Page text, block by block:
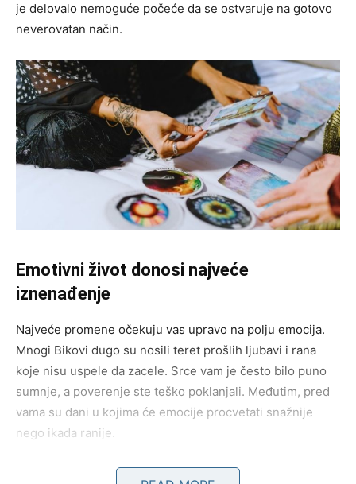
je delovalo nemoguće počeće da se ostvaruje na gotovo
neverovatan način.
Emotivni život donosi najveće
iznenađenje
Najveće promene očekuju vas upravo na polju emocija.
Mnogi Bikovi dugo su nosili teret prošlih ljubavi i rana
koje nisu uspele da zacele. Srce vam je često bilo puno
sumnje, a poverenje ste teško poklanjali. Međutim, pred
vama su dani u kojima će emocije procvetati snažnije
nego ikada ranije.
Neko će konačno pokazati koliko mu značite. Reči koje